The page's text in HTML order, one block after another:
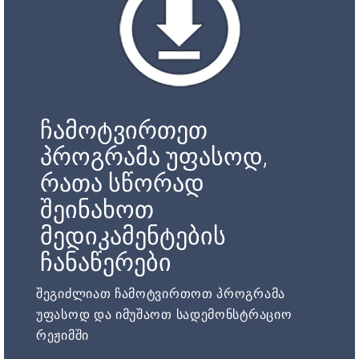
ჩამოტვირთეთ
პროგრამა უფასოდ,
რათა სწორად
შეინახოთ
მედიკამენტების
ჩანაწერები
შეგიძლიათ ჩამოტვირთოთ პროგრამა
უფასოდ და იმუშაოთ სადემონსტრაციო
რეჟიმში